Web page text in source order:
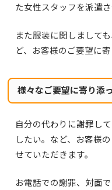
た女性スタッフを派遣さ
また服装に関しまして
ど、お客様のご要望に
様々なご要望に寄り添
自分の代わりに謝罪し
したい。など、お客様
せていただきます。
お電話での謝罪、対面